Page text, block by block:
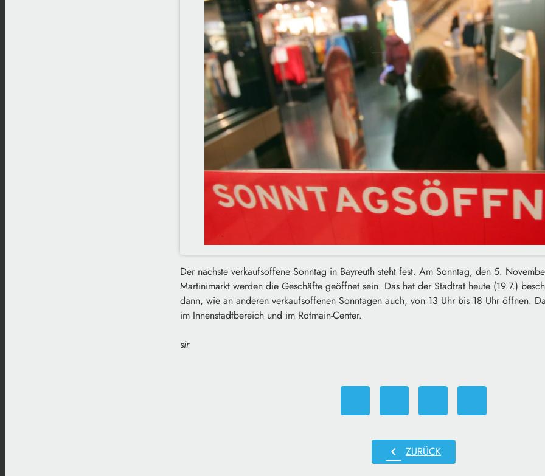
Der nächste verkaufsoffene Sonntag in Bayreuth steht fest. Am Sonntag, den 5.
Martinimarkt werden die Geschäfte geöffnet sein. Das hat der Stadtrat heute (19.7.)
dann, wie an anderen verkaufsoffenen Sonntagen auch, von 13 Uhr bis 18 Uhr öffnen.
im Innenstadtbereich und im Rotmain-Center.
sir
chevron_left ZURÜCK